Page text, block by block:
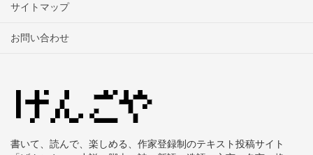
サイトマップ
お問い合わせ
書いて、読んで、楽しめる、作家登録制のテキスト投稿サイト